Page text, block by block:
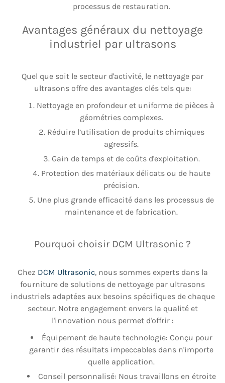
processus de restauration.
Avantages généraux du nettoyage
industriel par ultrasons
Quel que soit le secteur d'activité, le nettoyage par
ultrasons offre des avantages clés tels que:
Nettoyage en profondeur et uniforme de pièces à
géométries complexes.
Réduire l’utilisation de produits chimiques
agressifs.
Gain de temps et de coûts d'exploitation.
Protection des matériaux délicats ou de haute
précision.
Une plus grande efficacité dans les processus de
maintenance et de fabrication.
Pourquoi choisir DCM Ultrasonic ?
Chez DCM Ultrasonic, nous sommes experts dans la
fourniture de solutions de nettoyage par ultrasons
industriels adaptées aux besoins spécifiques de chaque
secteur. Notre engagement envers la qualité et
l'innovation nous permet d'offrir :
Équipement de haute technologie: Conçu pour
garantir des résultats impeccables dans n'importe
quelle application.
Conseil personnalisé: Nous travaillons en étroite